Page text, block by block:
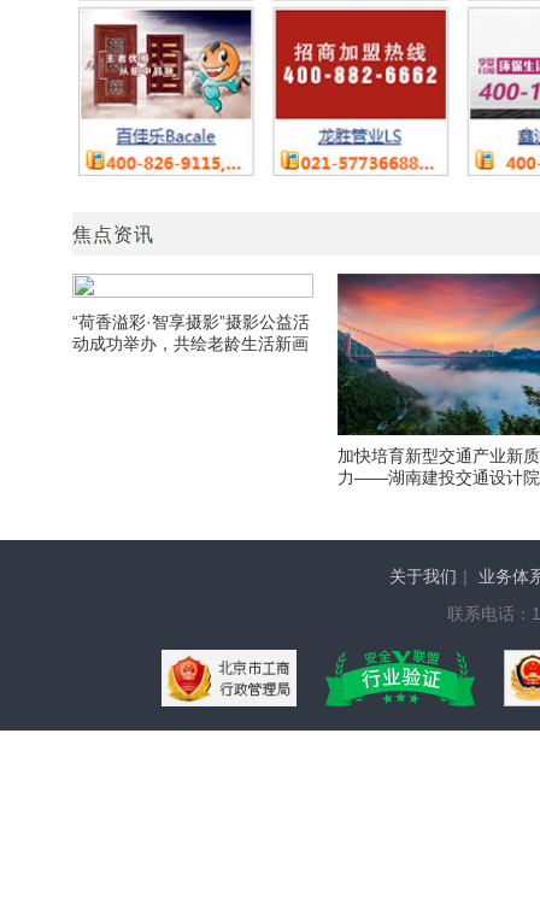
焦点资讯
“荷香溢彩·智享摄影”摄影公益活
动成功举办，共绘老龄生活新画
加快培育新型交通产业新
力——湖南建投交通设计
关于我们 |
业务体
联系电话